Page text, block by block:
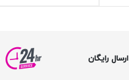
ارسال رایگان